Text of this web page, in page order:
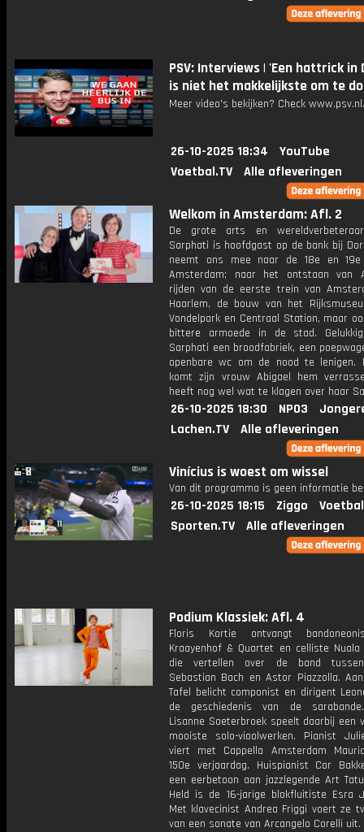
PSV: Interviews | 'Een hattrick in
is niet het makkelijkste om te
Meer video's bekijken? Check
26-10-2025 18:34
YouTube
Voetbal.TV
Alle afleveringen
Welkom in Amsterdam: Afl. 2
De grote arts en
Sarphati is hoofdgast op de bank bij
neemt ons mee naar de 18e en
Amsterdam; naar het ontstaan van
rijden van de eerste trein van
Haarlem, de bouw van het
Vondelpark en Centraal Station, maar
bittere armoede in de stad.
Sarphati een broodfabriek, een
openbare wc om de nood te lenigen.
komt zijn vrouw Abigael hem
heeft nog wel wat te klagen over haar
26-10-2025 18:30 NPO3
Lachen.TV
Alle afleveringen
Vinícius is woest om wissel
Van dit programma is geen informatie
26-10-2025 18:15 Ziggo
Sporten.TV
Alle afleveringen
Podium Klassiek: Afl. 4
Floris Kortie ontvangt
Kraayenhof & Quartet en celliste Nuala
die vertellen over de band
Sebastian Bach en Astor Piazzolla.
Tafel belicht componist en dirigent
de geschiedenis van de
Lisanne Soeterbroek speelt daarbij een
mooiste solo-vioolwerken. Pianist
viert met Cappella Amsterdam
150e verjaardag. Huispianist Cor
een eerbetoon aan jazzlegende Art
Held is de 16-jarige blokfluitiste Esra
Met klavecinist Andrea Friggi voert ze
van een sonate van Arcangelo Corelli uit.